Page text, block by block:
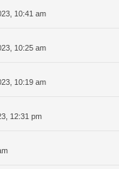
10:41 am
10:25 am
10:19 am
12:31 pm